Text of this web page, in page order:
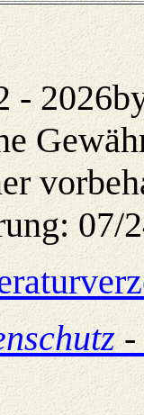
-
07/
-